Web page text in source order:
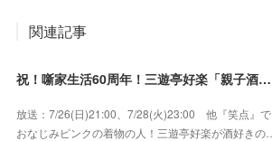
関連記事
祝！噺家生活60周年！三遊亭好楽「親子酒」錦笑亭満堂「桜ん坊」～満堂フェス2026
放送：7/26(日)21:00、7/28(火)23:00 他『笑点』で
おなじみピンクの着物の人！三遊亭好楽が酒好きの…